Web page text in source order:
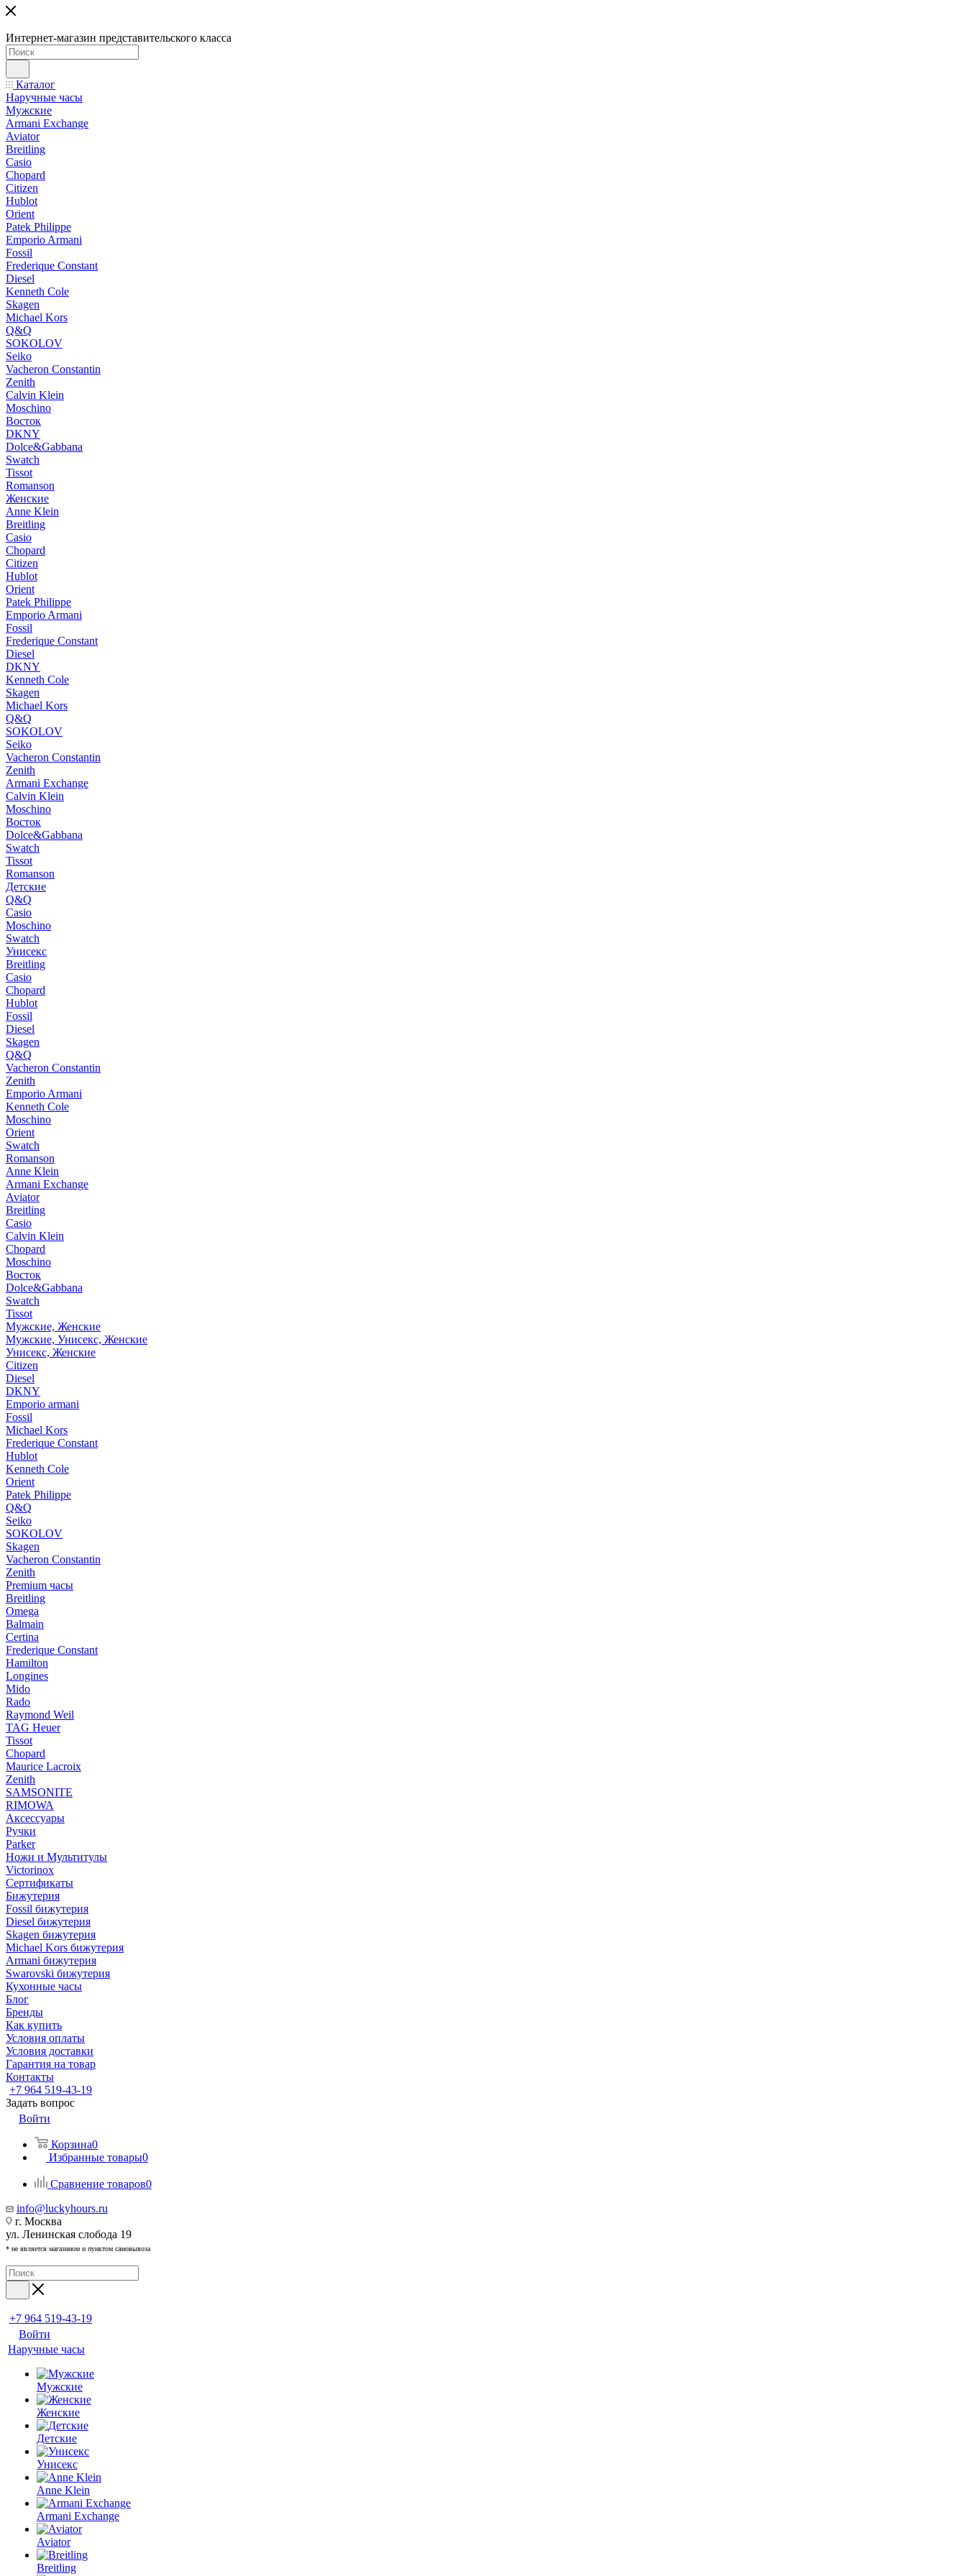
Интернет-магазин представительского класса
Каталог
Наручные часы
Мужские
Armani Exchange
Aviator
Breitling
Casio
Chopard
Citizen
Hublot
Orient
Patek Philippe
Emporio Armani
Fossil
Frederique Constant
Diesel
Kenneth Cole
Skagen
Michael Kors
Q&Q
SOKOLOV
Seiko
Vacheron Constantin
Zenith
Calvin Klein
Moschino
Восток
DKNY
Dolce&Gabbana
Swatch
Tissot
Romanson
Женские
Anne Klein
Breitling
Casio
Chopard
Citizen
Hublot
Orient
Patek Philippe
Emporio Armani
Fossil
Frederique Constant
Diesel
DKNY
Kenneth Cole
Skagen
Michael Kors
Q&Q
SOKOLOV
Seiko
Vacheron Constantin
Zenith
Armani Exchange
Calvin Klein
Moschino
Восток
Dolce&Gabbana
Swatch
Tissot
Romanson
Детские
Q&Q
Casio
Moschino
Swatch
Унисекс
Breitling
Casio
Chopard
Hublot
Fossil
Diesel
Skagen
Q&Q
Vacheron Constantin
Zenith
Emporio Armani
Kenneth Cole
Moschino
Orient
Swatch
Romanson
Anne Klein
Armani Exchange
Aviator
Breitling
Casio
Calvin Klein
Chopard
Moschino
Восток
Dolce&Gabbana
Swatch
Tissot
Мужские, Женские
Мужские, Унисекс, Женские
Унисекс, Женские
Citizen
Diesel
DKNY
Emporio armani
Fossil
Michael Kors
Frederique Constant
Hublot
Kenneth Cole
Orient
Patek Philippe
Q&Q
Seiko
SOKOLOV
Skagen
Vacheron Constantin
Zenith
Premium часы
Breitling
Omega
Balmain
Certina
Frederique Constant
Hamilton
Longines
Mido
Rado
Raymond Weil
TAG Heuer
Tissot
Chopard
Maurice Lacroix
Zenith
SAMSONITE
RIMOWA
Аксессуары
Ручки
Parker
Ножи и Мультитулы
Victorinox
Сертификаты
Бижутерия
Fossil бижутерия
Diesel бижутерия
Skagen бижутерия
Michael Kors бижутерия
Armani бижутерия
Swarovski бижутерия
Кухонные часы
Блог
Бренды
Как купить
Условия оплаты
Условия доставки
Гарантия на товар
Контакты
+7 964 519-43-19
Задать вопрос
Войти
Корзина0
Избранные товары0
Сравнение товаров0
info@luckyhours.ru
г. Москва
ул. Ленинская слобода 19
* не является магазином и пунктом самовывоза
+7 964 519-43-19
Войти
Наручные часы
Мужские
Женские
Детские
Унисекс
Anne Klein
Armani Exchange
Aviator
Breitling